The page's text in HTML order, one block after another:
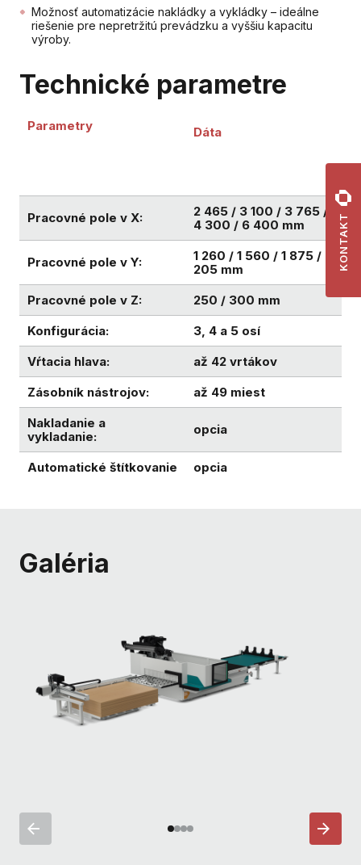
KONTAKT
Možnosť automatizácie nakládky a vykládky – ideálne
riešenie pre nepretržitú prevádzku a vyššiu kapacitu
výroby.
Technické parametre
Parametry Dáta
Pracovné pole v X:
2 465 / 3 100 / 3 765 /
4 300 / 6 400 mm
Pracovné pole v Y:
1 260 / 1 560 / 1 875 / 2
205 mm
Pracovné pole v Z:
250 / 300 mm
Konfigurácia:
3, 4 a 5 osí
Vŕtacia hlava:
až 42 vrtákov
Zásobník nástrojov:
až 49 miest
Nakladanie a
vykladanie:
opcia
Automatické štítkovanie opcia
Galéria